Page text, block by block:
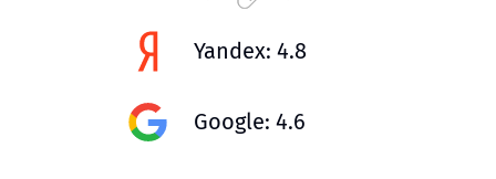
Yandex: 4.8
Google: 4.6